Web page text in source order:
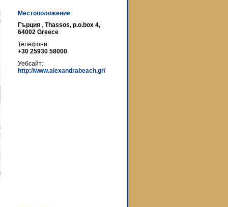
Местоположение
Гърция , Thassos, p.o.box 4,
64002 Greece
Телефони:
+30 25930 58000
Уебсайт:
http://www.alexandrabeach.gr/